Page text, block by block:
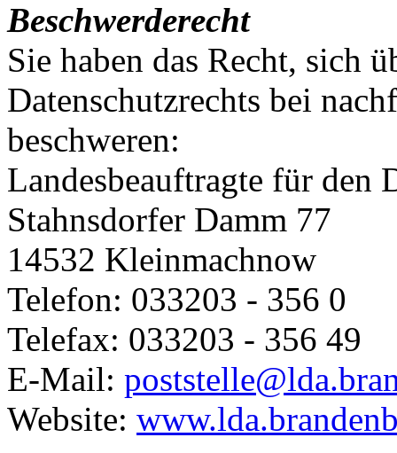
Beschwerderecht
Sie haben das Recht, sich
Datenschutzrechts bei
beschweren:
Landesbeauftragte für den
Stahnsdorfer Damm 77
14532 Kleinmachnow
Telefon: 033203 - 356 0
Telefax: 033203 - 356 49
E-Mail:
Website: